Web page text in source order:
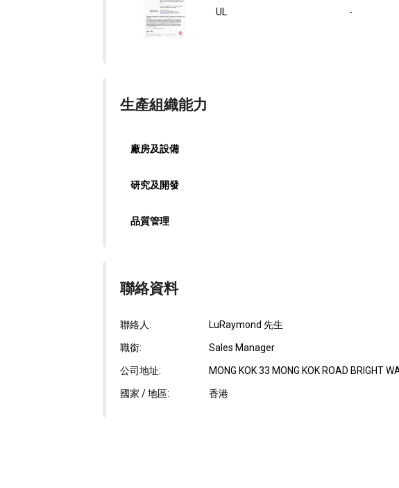
UL -
生產組織能力
廠房及設備
研究及開發
品質管理
聯絡資料
聯絡人: LuRaymond 先生
職銜: Sales Manager
公司地址: MONG KOK 33 MONG KOK ROAD BRIGHT
國家 / 地區: 香港